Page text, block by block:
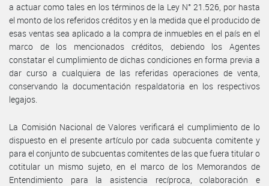
a actuar como tales en los términos de la Ley N° 21.526, por hasta
el monto de los referidos créditos y en la medida que el producido de
esas ventas sea aplicado a la compra de inmuebles en el país en el
marco de los mencionados créditos, debiendo los Agentes
constatar el cumplimiento de dichas condiciones en forma previa a
dar curso a cualquiera de las referidas operaciones de venta,
conservando la documentación respaldatoria en los respectivos
legajos.
La Comisión Nacional de Valores verificará el cumplimiento de lo
dispuesto en el presente artículo por cada subcuenta comitente y
para el conjunto de subcuentas comitentes de las que fuera titular o
cotitular un mismo sujeto, en el marco de los Memorandos de
Entendimiento para la asistencia recíproca, colaboración e